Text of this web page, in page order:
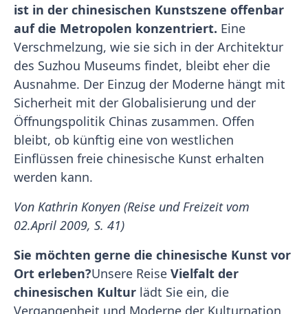
ist in der chinesischen Kunstszene offenbar
auf die Metropolen konzentriert. Eine
Verschmelzung, wie sie sich in der Architektur
des Suzhou Museums findet, bleibt eher die
Ausnahme. Der Einzug der Moderne hängt mit
Sicherheit mit der Globalisierung und der
Öffnungspolitik Chinas zusammen. Offen
bleibt, ob künftig eine von westlichen
Einflüssen freie chinesische Kunst erhalten
werden kann.
Von Kathrin Konyen (Reise und Freizeit vom
02.April 2009, S. 41)
Sie möchten gerne die chinesische Kunst vor
Ort erleben?Unsere Reise Vielfalt der
chinesischen Kultur lädt Sie ein, die
Vergangenheit und Moderne der Kulturnation